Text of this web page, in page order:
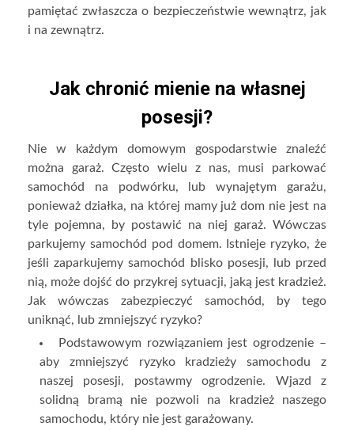
pamiętać zwłaszcza o bezpieczeństwie wewnątrz, jak
i na zewnątrz.
Jak chronić mienie na własnej
posesji?
Nie w każdym domowym gospodarstwie znaleźć
można garaż. Często wielu z nas, musi parkować
samochód na podwórku, lub wynajętym garażu,
ponieważ działka, na której mamy już dom nie jest na
tyle pojemna, by postawić na niej garaż. Wówczas
parkujemy samochód pod domem. Istnieje ryzyko, że
jeśli zaparkujemy samochód blisko posesji, lub przed
nią, może dojść do przykrej sytuacji, jaką jest kradzież.
Jak wówczas zabezpieczyć samochód, by tego
uniknąć, lub zmniejszyć ryzyko?
Podstawowym rozwiązaniem jest ogrodzenie –
aby zmniejszyć ryzyko kradzieży samochodu z
naszej posesji, postawmy ogrodzenie. Wjazd z
solidną bramą nie pozwoli na kradzież naszego
samochodu, który nie jest garażowany.